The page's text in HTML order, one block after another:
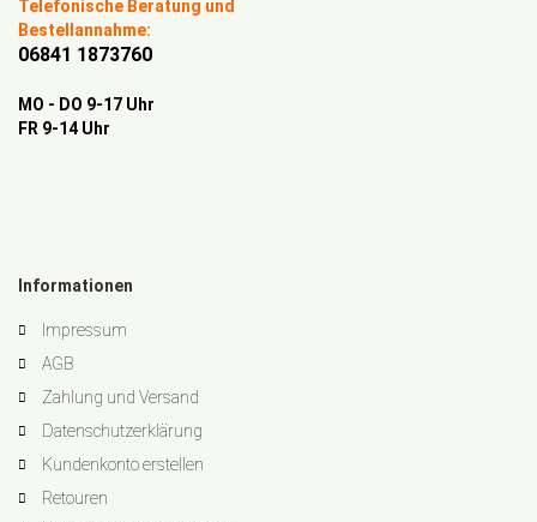
Telefonische Beratung und
Bestellannahme:
06841 1873760
MO - DO 9-17 Uhr
FR 9-14 Uhr
Informationen
Impressum
AGB
Zahlung und Versand
Datenschutzerklärung
Kundenkonto erstellen
Retouren